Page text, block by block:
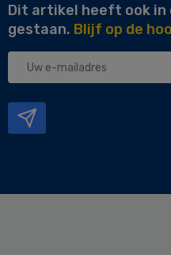
Dit artikel heeft ook in
gestaan. Blijf op de
Uw